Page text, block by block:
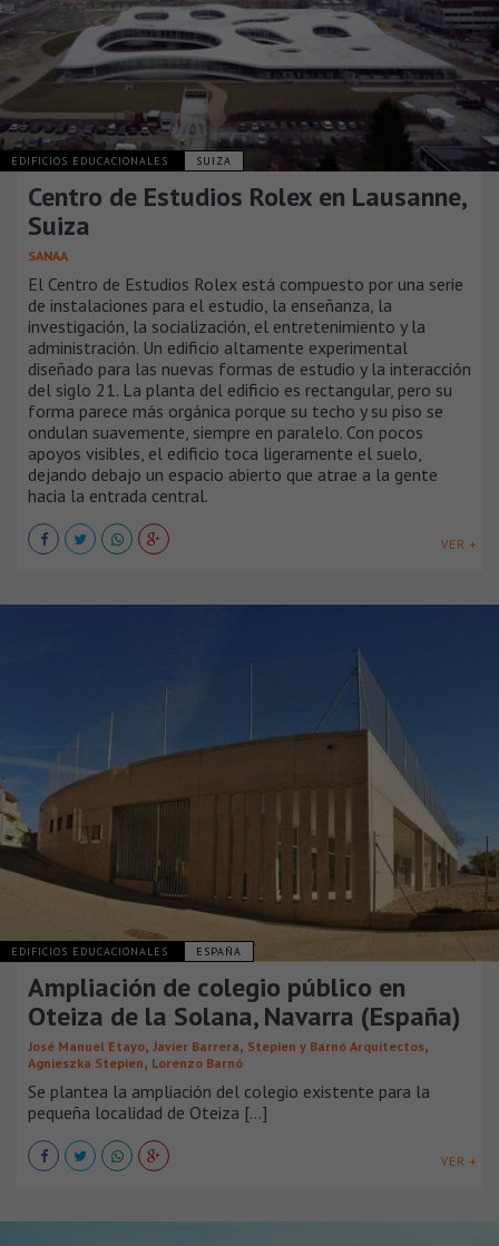
EDIFICIOS EDUCACIONALES SUIZA
Centro de Estudios Rolex en Lausanne,
Suiza
SANAA
El Centro de Estudios Rolex está compuesto por una serie
de instalaciones para el estudio, la enseñanza, la
investigación, la socialización, el entretenimiento y la
administración. Un edificio altamente experimental
diseñado para las nuevas formas de estudio y la interacción
del siglo 21. La planta del edificio es rectangular, pero su
forma parece más orgánica porque su techo y su piso se
ondulan suavemente, siempre en paralelo. Con pocos
apoyos visibles, el edificio toca ligeramente el suelo,
dejando debajo un espacio abierto que atrae a la gente
hacia la entrada central.
VER +
EDIFICIOS EDUCACIONALES ESPAÑA
Ampliación de colegio público en
Oteiza de la Solana, Navarra (España)
José Manuel Etayo, Javier Barrera, Stepien y Barnó Arquitectos,
Agnieszka Stepien, Lorenzo Barnó
Se plantea la ampliación del colegio existente para la
pequeña localidad de Oteiza [...]
VER +